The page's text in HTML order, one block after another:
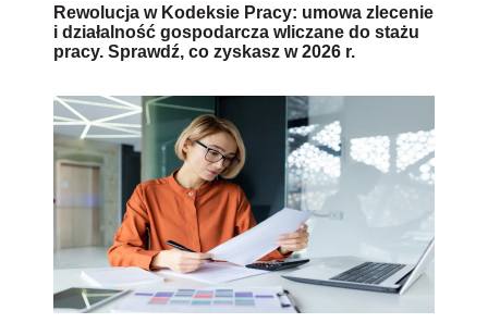
Rewolucja w Kodeksie Pracy: umowa zlecenie
i działalność gospodarcza wliczane do stażu
pracy. Sprawdź, co zyskasz w 2026 r.